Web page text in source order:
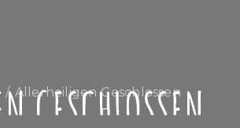
Allerheiligen Geschlossen
GESCHLOSSEN